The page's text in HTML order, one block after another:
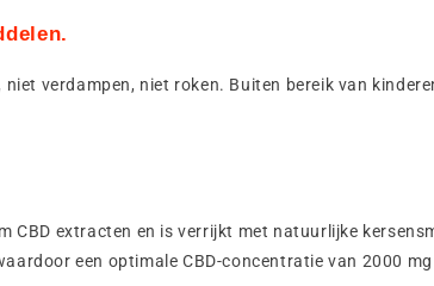
verdampen, niet roken. Buiten bereik van
CBD extracten en is verrijkt met natuurlijke
een optimale CBD-concentratie van 2000